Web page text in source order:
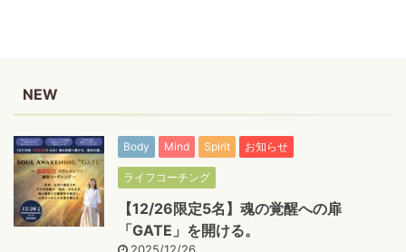
NEW
Body Mind Spirit お知らせ
ライフコーチング
【12/26限定5名】魂の覚醒への扉
「GATE」を開ける。